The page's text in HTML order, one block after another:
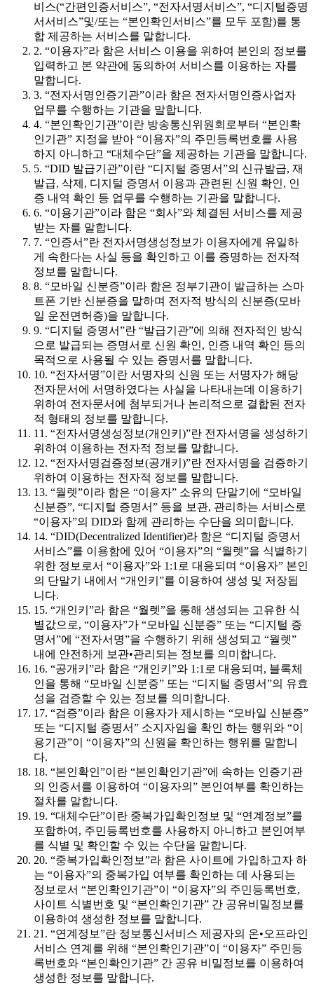
비스(“간편인증서비스”, “전자서명서비스”, “디지털증명
서서비스”및/또는 “본인확인서비스”를 모두 포함)를 통
합 제공하는 서비스를 말합니다.
2. “이용자”라 함은 서비스 이용을 위하여 본인의 정보를
입력하고 본 약관에 동의하여 서비스를 이용하는 자를
말합니다.
3. “전자서명인증기관”이라 함은 전자서명인증사업자
업무를 수행하는 기관을 말합니다.
4. “본인확인기관”이란 방송통신위원회로부터 “본인확
인기관” 지정을 받아 “이용자”의 주민등록번호를 사용
하지 아니하고 “대체수단”을 제공하는 기관을 말합니다.
5. “DID 발급기관”이란 “디지털 증명서”의 신규발급, 재
발급, 삭제, 디지털 증명서 이용과 관련된 신원 확인, 인
증 내역 확인 등 업무를 수행하는 기관을 말합니다.
6. “이용기관”이라 함은 “회사”와 체결된 서비스를 제공
받는 자를 말합니다.
7. “인증서”란 전자서명생성정보가 이용자에게 유일하
게 속한다는 사실 등을 확인하고 이를 증명하는 전자적
정보를 말합니다.
8. “모바일 신분증”이라 함은 정부기관이 발급하는 스마
트폰 기반 신분증을 말하며 전자적 방식의 신분증(모바
일 운전면허증)을 말합니다.
9. “디지털 증명서”란 “발급기관”에 의해 전자적인 방식
으로 발급되는 증명서로 신원 확인, 인증 내역 확인 등의
목적으로 사용될 수 있는 증명서를 말합니다.
10. “전자서명”이란 서명자의 신원 또는 서명자가 해당
전자문서에 서명하였다는 사실을 나타내는데 이용하기
위하여 전자문서에 첨부되거나 논리적으로 결합된 전자
적 형태의 정보를 말합니다.
11. “전자서명생성정보(개인키)”란 전자서명을 생성하기
위하여 이용하는 전자적 정보를 말합니다.
12. “전자서명검증정보(공개키)”란 전자서명을 검증하기
위하여 이용하는 전자적 정보를 말합니다.
13. “월렛”이라 함은 “이용자” 소유의 단말기에 “모바일
신분증”, “디지털 증명서” 등을 보관, 관리하는 서비스로
“이용자”의 DID와 함께 관리하는 수단을 의미합니다.
14. “DID(Decentralized Identifier)라 함은 “디지털 증명서
서비스”를 이용함에 있어 “이용자”의 “월렛”을 식별하기
위한 정보로서 “이용자”와 1:1로 대응되며 “이용자” 본인
의 단말기 내에서 “개인키”를 이용하여 생성 및 저장됩
니다.
15. “개인키”라 함은 “월렛”을 통해 생성되는 고유한 식
별값으로, “이용자”가 “모바일 신분증” 또는 “디지털 증
명서”에 “전자서명”을 수행하기 위해 생성되고 “월렛”
내에 안전하게 보관•관리되는 정보를 의미합니다.
16. “공개키”라 함은 “개인키”와 1:1로 대응되며, 블록체
인을 통해 “모바일 신분증” 또는 “디지털 증명서”의 유효
성을 검증할 수 있는 정보를 의미합니다.
17. “검증”이라 함은 이용자가 제시하는 “모바일 신분증”
또는 “디지털 증명서” 소지자임을 확인 하는 행위와 “이
용기관”이 “이용자”의 신원을 확인하는 행위를 말합니
다.
18. “본인확인”이란 “본인확인기관”에 속하는 인증기관
의 인증서를 이용하여 “이용자의” 본인여부를 확인하는
절차를 말합니다.
19. “대체수단”이란 중복가입확인정보 및 “연계정보”를
포함하여, 주민등록번호를 사용하지 아니하고 본인여부
를 식별 및 확인할 수 있는 수단을 말합니다.
20. “중복가입확인정보”라 함은 사이트에 가입하고자 하
는 “이용자”의 중복가입 여부를 확인하는 데 사용되는
정보로서 “본인확인기관”이 “이용자”의 주민등록번호,
사이트 식별번호 및 “본인확인기관” 간 공유비밀정보를
이용하여 생성한 정보를 말합니다.
21. “연계정보”란 정보통신서비스 제공자의 온•오프라인
서비스 연계를 위해 “본인확인기관”이 “이용자” 주민등
록번호와 “본인확인기관” 간 공유 비밀정보를 이용하여
생성한 정보를 말합니다.